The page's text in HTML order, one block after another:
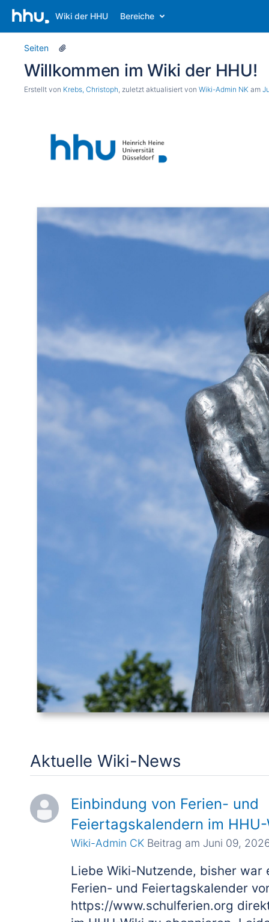
Wiki der HHU Bereiche
Seiten
Willkommen im Wiki der HHU!
Erstellt von Krebs, Christoph, zuletzt aktualisiert von Wiki-Admin NK am
Aktuelle Wiki-News
Einbindung von Ferien- und
Feiertagskalendern im
Wiki-Admin CK Beitrag am Juni 09,
Liebe Wiki-Nutzende, bisher war
Ferien- und Feiertagskalender
https://www.schulferien.org